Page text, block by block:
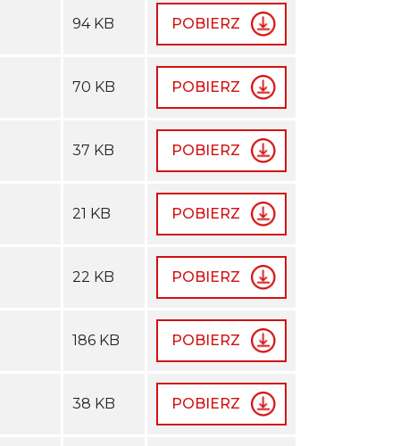
94 KB POBIERZ
70 KB POBIERZ
37 KB POBIERZ
21 KB POBIERZ
22 KB POBIERZ
186 KB POBIERZ
38 KB POBIERZ